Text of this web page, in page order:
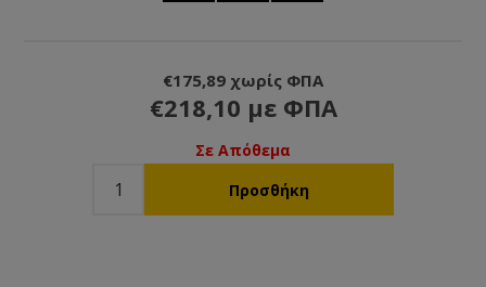
€175,89 χωρίς ΦΠΑ
€218,10 με ΦΠΑ
Σε Απόθεμα